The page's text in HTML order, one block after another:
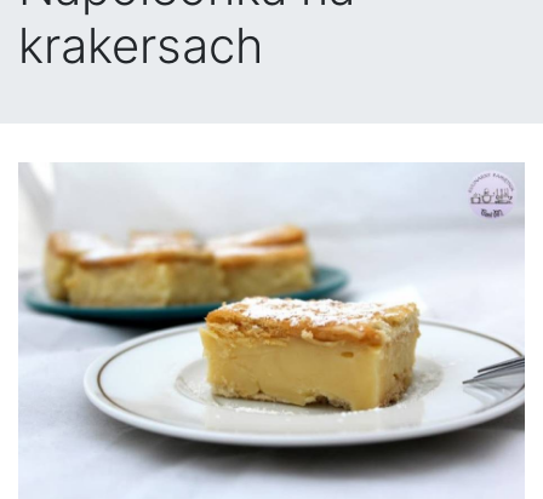
krakersach